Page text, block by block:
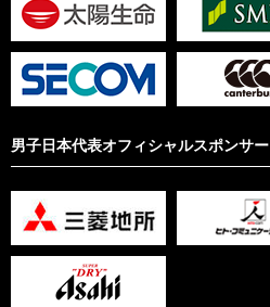
男子日本代表オフィシャルスポンサー